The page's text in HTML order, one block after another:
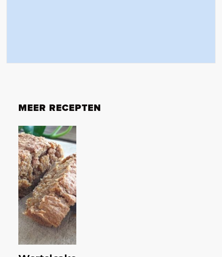
MEER RECEPTEN